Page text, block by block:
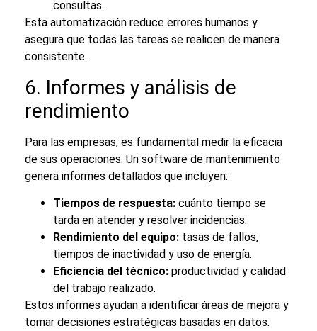
consultas.
Esta automatización reduce errores humanos y
asegura que todas las tareas se realicen de manera
consistente.
6. Informes y análisis de
rendimiento
Para las empresas, es fundamental medir la eficacia
de sus operaciones. Un software de mantenimiento
genera informes detallados que incluyen:
Tiempos de respuesta: cuánto tiempo se
tarda en atender y resolver incidencias.
Rendimiento del equipo: tasas de fallos,
tiempos de inactividad y uso de energía.
Eficiencia del técnico: productividad y calidad
del trabajo realizado.
Estos informes ayudan a identificar áreas de mejora y
tomar decisiones estratégicas basadas en datos.